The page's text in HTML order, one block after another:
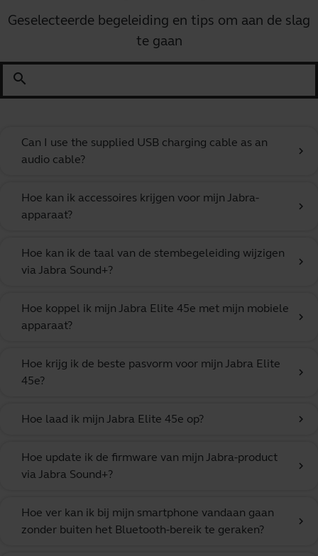
Geselecteerde begeleiding en tips om aan de slag
te gaan
search
Can I use the supplied USB charging cable as an
audio cable?
chevron_right
Hoe kan ik accessoires krijgen voor mijn Jabra-
apparaat?
chevron_right
Hoe kan ik de taal van de stembegeleiding wijzigen
via Jabra Sound+?
chevron_right
Hoe koppel ik mijn Jabra Elite 45e met mijn mobiele
apparaat?
chevron_right
Hoe krijg ik de beste pasvorm voor mijn Jabra Elite
45e?
chevron_right
Hoe laad ik mijn Jabra Elite 45e op? chevron_right
Hoe update ik de firmware van mijn Jabra-product
via Jabra Sound+?
chevron_right
Hoe ver kan ik bij mijn smartphone vandaan gaan
zonder buiten het Bluetooth-bereik te geraken?
chevron_right